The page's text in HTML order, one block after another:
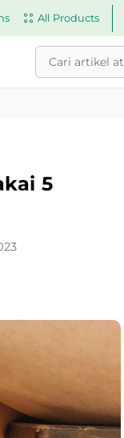
All Products
5